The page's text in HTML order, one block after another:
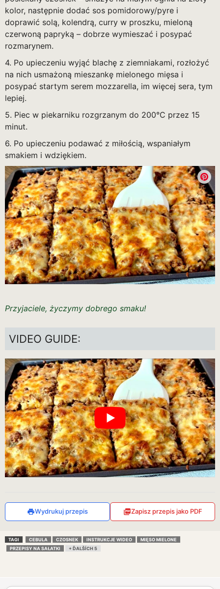
kolor, następnie dodać sos pomidorowy/pyre i
doprawić solą, kolendrą, curry w proszku, mieloną
czerwoną papryką – dobrze wymieszać i posypać
rozmarynem.
4. Po upieczeniu wyjąć blachę z ziemniakami, rozłożyć
na nich usmażoną mieszankę mielonego mięsa i
posypać startym serem mozzarella, im więcej sera, tym
lepiej.
5. Piec w piekarniku rozgrzanym do 200°C przez 15
minut.
6. Po upieczeniu podawać z miłością, wspaniałym
smakiem i wdziękiem.
Przyjaciele, życzymy dobrego smaku!
VIDEO GUIDE:
Wydrukuj przepis Zapisz przepis jako PDF
TAGI CEBULA CZOSNEK INSTRUKCJE WIDEO
MIĘSO MIELONE
PRZEPISY NA SAŁATKI
+ ĎALŠÍCH 5